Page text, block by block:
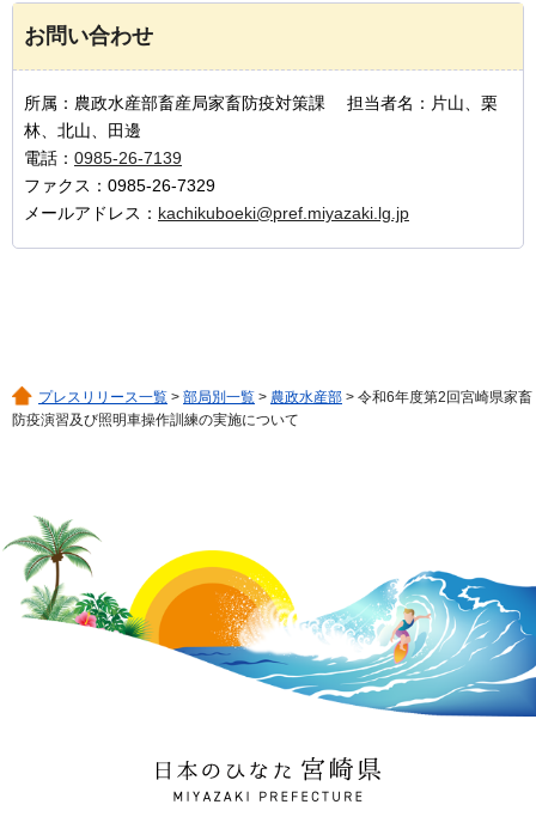
お問い合わせ
所属：農政水産部畜産局家畜防疫対策課 担当者名：片山、栗
林、北山、田邊
電話： 0985-26-7139
ファクス：0985-26-7329
メールアドレス： kachikuboeki@pref.miyazaki.lg.jp
プレスリリース一覧 > 部局別一覧 > 農政水産部 > 令和6年度第2回宮崎県家畜
防疫演習及び照明車操作訓練の実施について
日本のひなた 宮崎県
MIYAZAKI PREFECTURE